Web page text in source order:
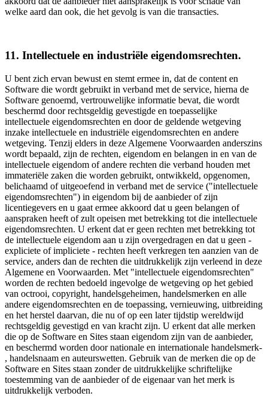
welke aard dan ook, die het gevolg is van die transacties.
11. Intellectuele en industriële eigendomsrechten.
U bent zich ervan bewust en stemt ermee in, dat de content en
Software die wordt gebruikt in verband met de service, hierna de
Software genoemd, vertrouwelijke informatie bevat, die wordt
beschermd door rechtsgeldig gevestigde en toepasselijke
intellectuele eigendomsrechten en door de geldende wetgeving
inzake intellectuele en industriële eigendomsrechten en andere
wetgeving. Tenzij elders in deze Algemene Voorwaarden anderszins
wordt bepaald, zijn de rechten, eigendom en belangen in en van de
intellectuele eigendom of andere rechten die verband houden met
immateriële zaken die worden gebruikt, ontwikkeld, opgenomen,
belichaamd of uitgeoefend in verband met de service ("intellectuele
eigendomsrechten") in eigendom bij de aanbieder of zijn
licentiegevers en u gaat ermee akkoord dat u geen belangen of
aanspraken heeft of zult opeisen met betrekking tot die intellectuele
eigendomsrechten. U erkent dat er geen rechten met betrekking tot
de intellectuele eigendom aan u zijn overgedragen en dat u geen -
expliciete of impliciete - rechten heeft verkregen ten aanzien van de
service, anders dan de rechten die uitdrukkelijk zijn verleend in deze
Algemene en Voorwaarden. Met "intellectuele eigendomsrechten"
worden de rechten bedoeld ingevolge de wetgeving op het gebied
van octrooi, copyright, handelsgeheimen, handelsmerken en alle
andere eigendomsrechten en de toepassing, vernieuwing, uitbreiding
en het herstel daarvan, die nu of op een later tijdstip wereldwijd
rechtsgeldig gevestigd en van kracht zijn. U erkent dat alle merken
die op de Software en Sites staan eigendom zijn van de aanbieder,
en beschermd worden door nationale en internationale handelsmerk-
, handelsnaam en auteurswetten. Gebruik van de merken die op de
Software en Sites staan zonder de uitdrukkelijke schriftelijke
toestemming van de aanbieder of de eigenaar van het merk is
uitdrukkelijk verboden.